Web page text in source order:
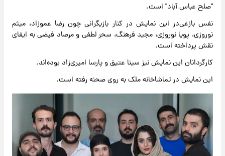
"صلح عباس آباد" است.
نفس بازغی‌در این نمایش در کنار بازیگرانی چون رضا عموزاد، میثم
نوروزی، پویا نوروزی، مجید فرهنگ، سحر لطفی و مرصاد فیضی به ایفای
نقش پرداخته است.
کارگردانان این نمایش نیز سینا عتیق و پارسا امیری‌زاد بوده‌اند.
این نمایش در تماشاخانه ملک به روی صحنه رفته است.